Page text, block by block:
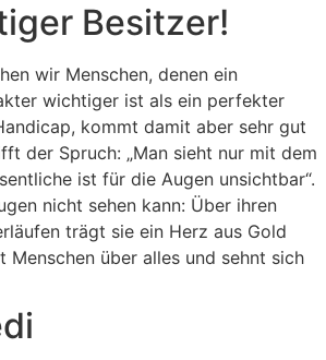
Besitzer!
wir Menschen, denen ein
wichtiger ist als ein perfekter
kommt damit aber sehr gut
der Spruch: „Man sieht nur mit dem
ist für die Augen unsichtbar“.
nicht sehen kann: Über ihren
trägt sie ein Herz aus Gold
Menschen über alles und sehnt sich